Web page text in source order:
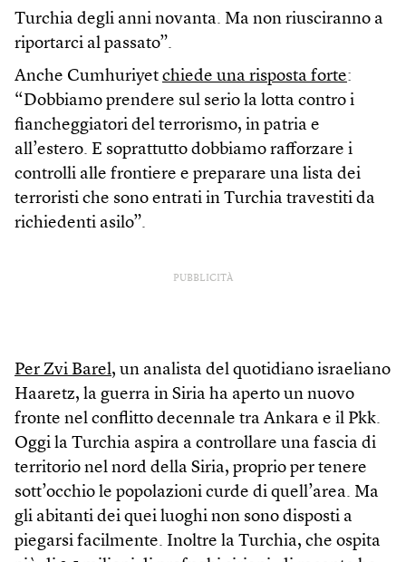
Turchia degli anni novanta. Ma non riusciranno a
riportarci al passato”.
Anche Cumhuriyet chiede una risposta forte:
“Dobbiamo prendere sul serio la lotta contro i
fiancheggiatori del terrorismo, in patria e
all’estero. E soprattutto dobbiamo rafforzare i
controlli alle frontiere e preparare una lista dei
terroristi che sono entrati in Turchia travestiti da
richiedenti asilo”.
PUBBLICITÀ
Per Zvi Barel, un analista del quotidiano israeliano
Haaretz, la guerra in Siria ha aperto un nuovo
fronte nel conflitto decennale tra Ankara e il Pkk.
Oggi la Turchia aspira a controllare una fascia di
territorio nel nord della Siria, proprio per tenere
sott’occhio le popolazioni curde di quell’area. Ma
gli abitanti dei quei luoghi non sono disposti a
piegarsi facilmente. Inoltre la Turchia, che ospita